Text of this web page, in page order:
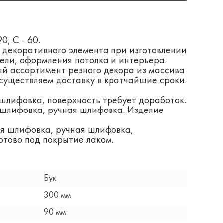
С - 60.
элемента при изготовлении
оформления потолка и интерьера.
ассортимент резного декора из массива
доставку в кратчайшие сроки.
поверхность требует доработок.
ручная шлифовка. Изделие
ручная шлифовка,
под покрытие лаком.
Бук
300 мм
90 мм